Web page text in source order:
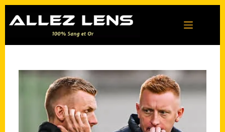
contenu